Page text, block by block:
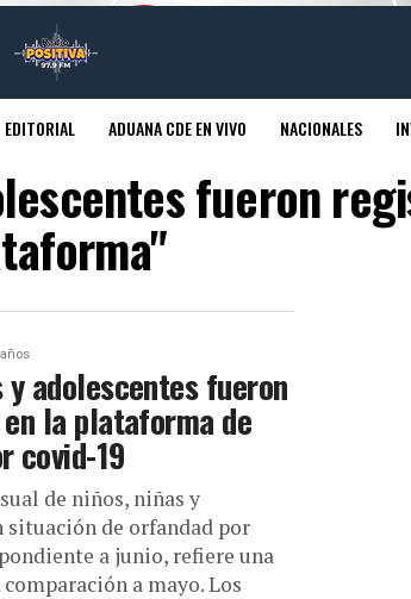
EDITORIAL ADUANA CDE EN VIVO NACIONALES
fueron
y adolescentes fueron
la plataforma de
covid-19
de niños, niñas y
situación de orfandad por
a junio, refiere una
a mayo. Los